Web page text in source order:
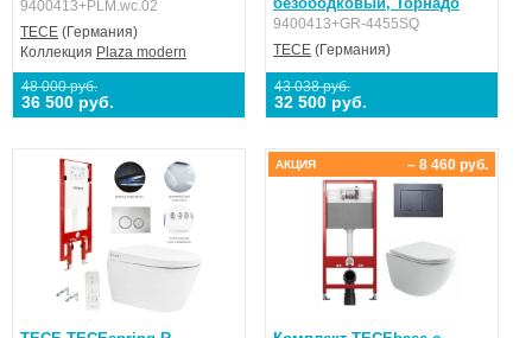
9400413+PLM.wc.02
TECE (Германия)
Коллекция Plaza modern
48 000 руб.
36 500 руб.
9400413+GR-4455SQ
TECE (Германия)
43 038 руб.
32 500 руб.
– 8 460 руб.
АКЦИЯ